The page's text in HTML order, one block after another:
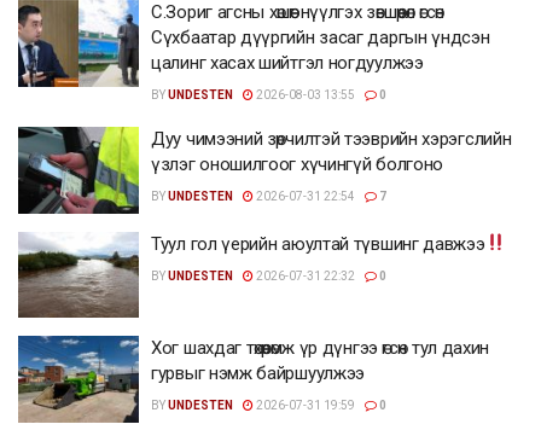
С.Зориг агсны хөшөөг нүүлгэх зөвшөөрөл өгсөн
Сүхбаатар дүүргийн засаг даргын үндсэн
цалинг хасах шийтгэл ногдуулжээ
BYUNDESTEN 2026-08-03 13:55 0
Дуу чимээний зөрчилтэй тээврийн хэрэгслийн
үзлэг оношилгоог хүчингүй болгоно
BYUNDESTEN 2026-07-31 22:54 7
Туул гол үерийн аюултай түвшинг давжээ
BYUNDESTEN 2026-07-31 22:32 0
Хог шахдаг төхөөрөмж үр дүнгээ өгсөн тул дахин
гурвыг нэмж байршуулжээ
BYUNDESTEN 2026-07-31 19:59 0